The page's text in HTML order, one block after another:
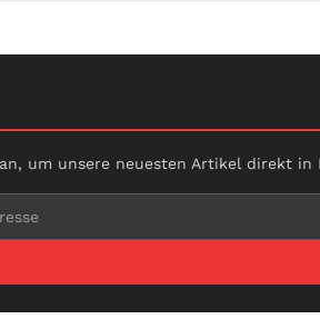
um unsere neuesten Artikel direkt